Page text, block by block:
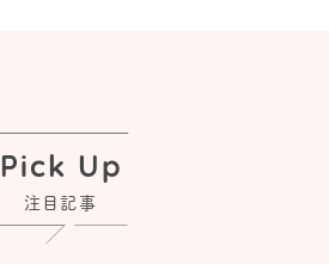
Pick Up
注目記事